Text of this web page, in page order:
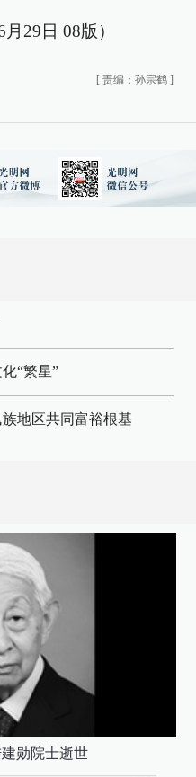
29日 08版）
[ 责编：孙宗鹤 ]
“繁星”
地区共同富裕根基
勋院士逝世